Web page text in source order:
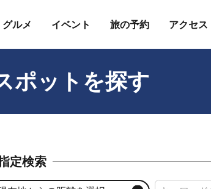
グルメ イベント 旅の予約 アクセス
ポットを探す
定検索